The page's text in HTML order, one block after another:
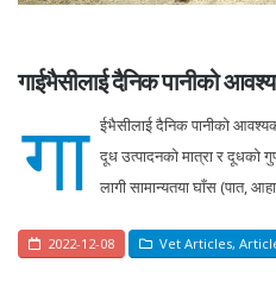
गाईभैसीलाई दैनिक पानीको
गा ईभैसीलाई दैनिक पानीको
दूध उत्पादनको मात्रा र दूधको
लागी सामान्यतया घाँस (पात,
2022-12-08 Vet Articles,